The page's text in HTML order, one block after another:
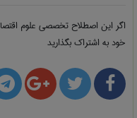
اگر این اصطلاح تخصصی علوم
خود به اشتراک بگذارید